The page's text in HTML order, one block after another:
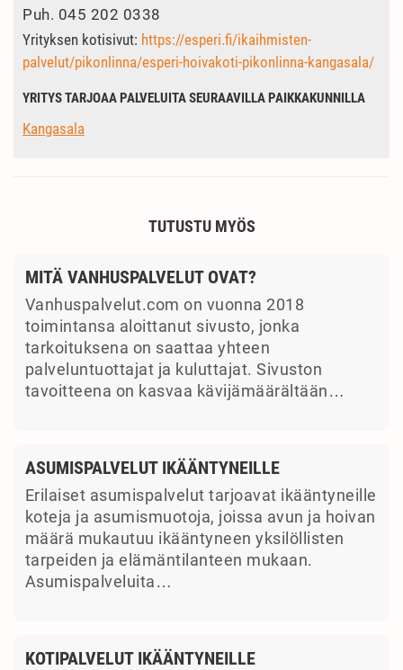
Puh. 045 202 0338
Yrityksen kotisivut: https://esperi.fi/ikaihmisten-
palvelut/pikonlinna/esperi-hoivakoti-pikonlinna-kangasala/
YRITYS TARJOAA PALVELUITA SEURAAVILLA PAIKKAKUNNILLA
Kangasala
TUTUSTU MYÖS
MITÄ VANHUSPALVELUT OVAT?
Vanhuspalvelut.com on vuonna 2018
toimintansa aloittanut sivusto, jonka
tarkoituksena on saattaa yhteen
palveluntuottajat ja kuluttajat. Sivuston
tavoitteena on kasvaa kävijämäärältään…
ASUMISPALVELUT IKÄÄNTYNEILLE
Erilaiset asumispalvelut tarjoavat ikääntyneille
koteja ja asumismuotoja, joissa avun ja hoivan
määrä mukautuu ikääntyneen yksilöllisten
tarpeiden ja elämäntilanteen mukaan.
Asumispalveluita…
KOTIPALVELUT IKÄÄNTYNEILLE